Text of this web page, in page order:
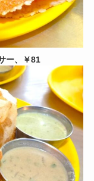
ー、￥81